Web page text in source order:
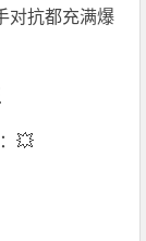
对抗都充满爆
💥